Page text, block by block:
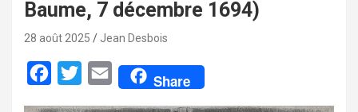
Baume, 7 décembre 1694)
28 août 2025 Jean Desbois
E
Share